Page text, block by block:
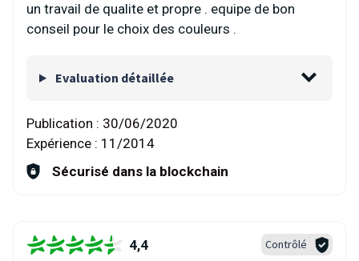
un travail de qualite et propre . equipe de bon
conseil pour le choix des couleurs .
Evaluation détaillée
Publication : 30/06/2020
Expérience : 11/2014
Sécurisé dans la blockchain
4,4 Contrôlé